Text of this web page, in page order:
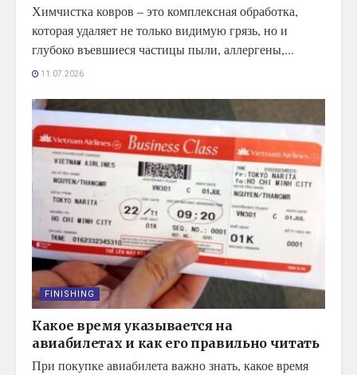
Химчистка ковров – это комплексная обработка,
которая удаляет не только видимую грязь, но и
глубоко въевшиеся частицы пыли, аллергены,...
11.07.2026
FINISHING
Какое время указывается на
авиабилетах и как его правильно читать
При покупке авиабилета важно знать, какое время